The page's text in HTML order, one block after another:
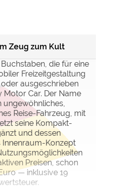
Zeug zum Kult
die für eine
Freizeitgestaltung
oder ausgeschrieben
Motor Car. Der Name
ungewöhnliches,
Reise-Fahrzeug, mit
seine Kompakt-
und dessen
Innenraum-Konzept
Preisen, schon
— inklusive 19